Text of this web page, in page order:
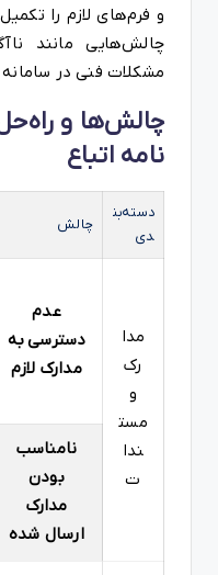
و فرم‌های لازم را
چالش‌هایی مانند
مشکلات فنی در
چالش‌ها و
نامه اتباع
دسته‌بن
دی
چالش
مدا
رک
و
مست
ندا
ت
عدم
دسترسی به
مدارک لازم
نامناسب
بودن
مدارک
ارسال شده